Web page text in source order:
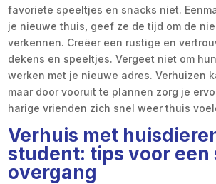
favoriete speeltjes en snacks niet.
je nieuwe thuis, geef ze de tijd om de
verkennen. Creëer een rustige en
dekens en speeltjes. Vergeet niet om
werken met je nieuwe adres. Verhuizen
maar door vooruit te plannen zorg je
harige vrienden zich snel weer thuis
Verhuis met
student: tips voor een
overgang